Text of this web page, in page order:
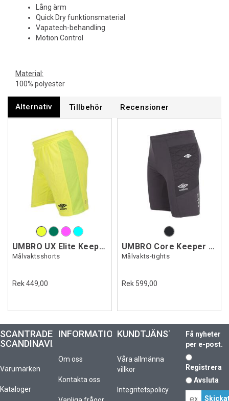
Lång ärm
Quick Dry funktionsmaterial
Vapatech-behandling
Motion Control
Material:
100% polyester
Alternativ Tillbehör Recensioner
UMBRO UX Elite Keeper Shorts
Målvaktsshorts
Rek 449,00
UMBRO Core Keeper Tights
Målvakts-tights
Rek 599,00
SCANTRADE
SCANDINAVIA
Varumärken
Kataloger
INFORMATION
Om oss
Kontakta oss
KUNDTJÄNST
Våra allmänna
villkor
Integritetspolicy
Få nyheter
per e-post.
Registrera
Avsluta